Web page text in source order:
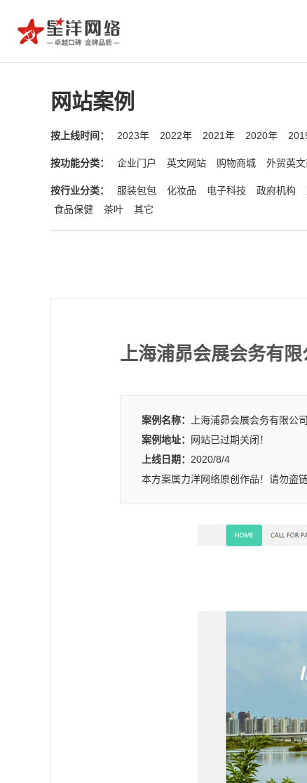
网站案例
按上线时间： 2023年 2022年 2021年 2020年
按功能分类： 企业门户 英文网站 购物商城 外贸英
按行业分类： 服装包包 化妆品 电子科技 政府机构
食品保健
茶叶 其它
上海浦昴会展会务有限
案例名称：
上海浦昴会展会务有限公司
案例地址：
网站已过期关闭！
上线日期： 2020/8/4
本方案属力洋网络原创作品！请勿盗